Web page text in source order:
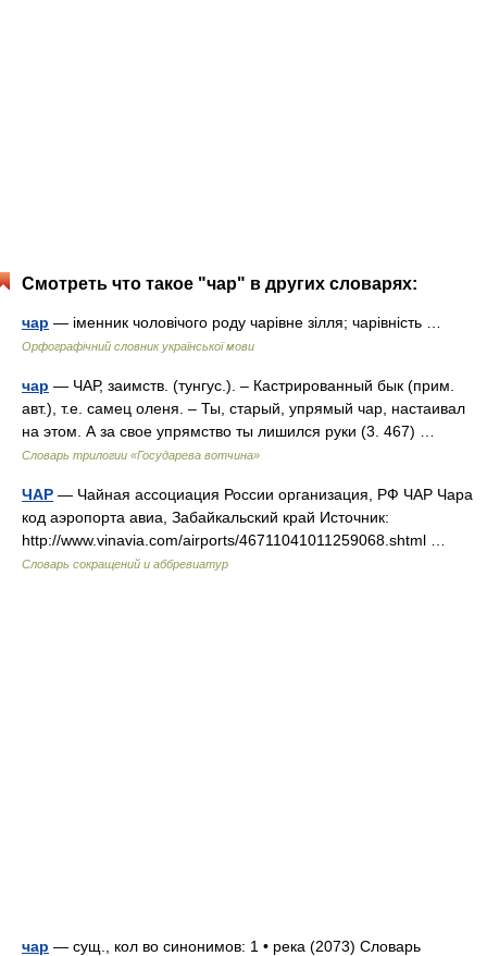
Смотреть что такое "чар" в других словарях:
чар — іменник чоловічого роду чарівне зілля; чарівність …
Орфографічний словник української мови
чар — ЧАР, заимств. (тунгус.). – Кастрированный бык (прим.
авт.), т.е. самец оленя. – Ты, старый, упрямый чар, настаивал
на этом. А за свое упрямство ты лишился руки (3. 467) …
Словарь трилогии «Государева вотчина»
ЧАР — Чайная ассоциация России организация, РФ ЧАР Чара
код аэропорта авиа, Забайкальский край Источник:
http://www.vinavia.com/airports/46711041011259068.shtml …
Словарь сокращений и аббревиатур
чар — сущ., кол во синонимов: 1 • река (2073) Словарь